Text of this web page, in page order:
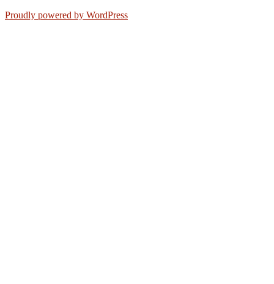
Proudly powered by WordPress